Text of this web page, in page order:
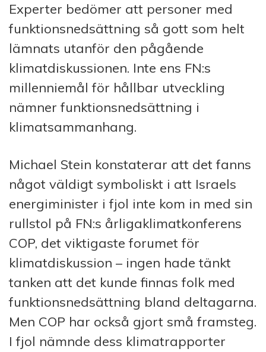
Experter bedömer att personer med
funktionsnedsättning så gott som helt
lämnats utanför den pågående
klimatdiskussionen. Inte ens FN:s
millenniemål för hållbar utveckling
nämner funktionsnedsättning i
klimatsammanhang.
Michael Stein konstaterar att det fanns
något väldigt symboliskt i att Israels
energiminister i fjol inte kom in med sin
rullstol på FN:s årligaklimatkonferens
COP, det viktigaste forumet för
klimatdiskussion – ingen hade tänkt
tanken att det kunde finnas folk med
funktionsnedsättning bland deltagarna.
Men COP har också gjort små framsteg.
I fjol nämnde dess klimatrapporter